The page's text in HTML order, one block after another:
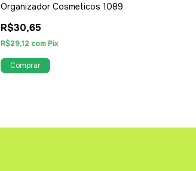
Organizador Cosmeticos 1089
R$30,65
R$29,12 com Pix